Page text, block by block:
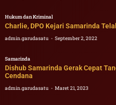
Hukum dan Kriminal
Charlie, DPO Kejari Samarinda
admin.garudasatu September 2, 2022
Samarinda
Dishub Samarinda Gerak Cepat
Cendana
admin.garudasatu Maret 21, 2023